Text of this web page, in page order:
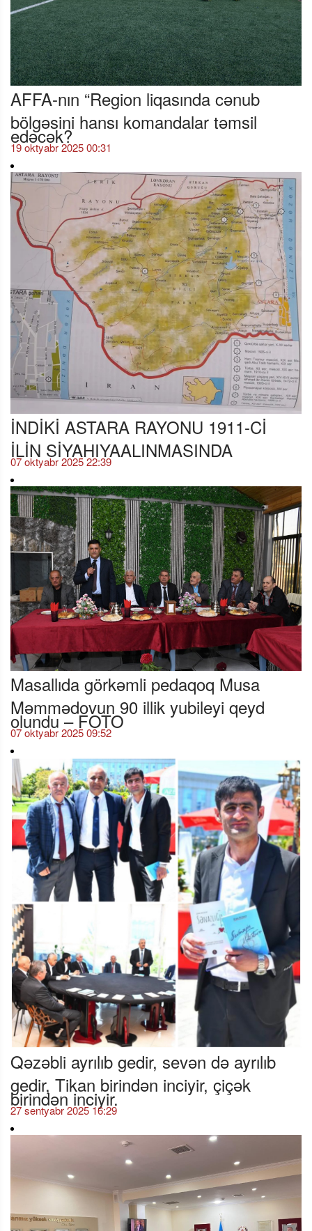
AFFA-nın “Region liqasında cənub
bölgəsini hansı komandalar təmsil
edəcək?
19 oktyabr 2025 00:31
İNDİKİ ASTARA RAYONU 1911-Cİ
İLİN SİYAHIYAALINMASINDA
07 oktyabr 2025 22:39
Masallıda görkəmli pedaqoq Musa
Məmmədovun 90 illik yubileyi qeyd
olundu – FOTO
07 oktyabr 2025 09:52
Qəzəbli ayrılıb gedir, sevən də ayrılıb
gedir, Tikan birindən inciyir, çiçək
birindən inciyir.
27 sentyabr 2025 16:29